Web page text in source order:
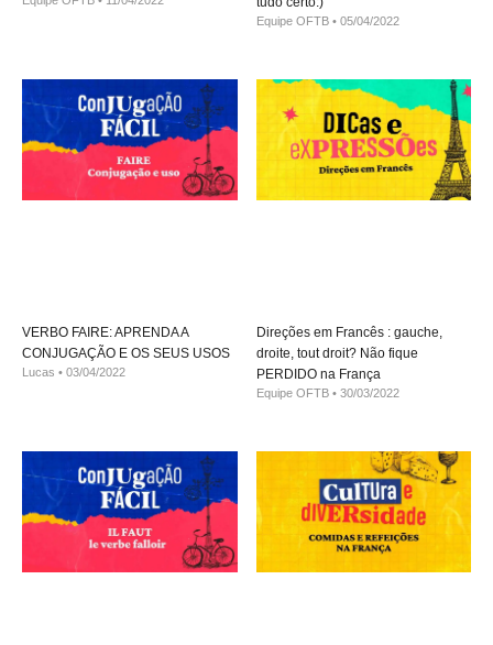
Equipe OFTB 05/04/2022
VERBO FAIRE: APRENDA A
CONJUGAÇÃO E OS SEUS USOS
Lucas 03/04/2022
Direções em Francês : gauche,
droite, tout droit? Não fique
PERDIDO na França
Equipe OFTB 30/03/2022